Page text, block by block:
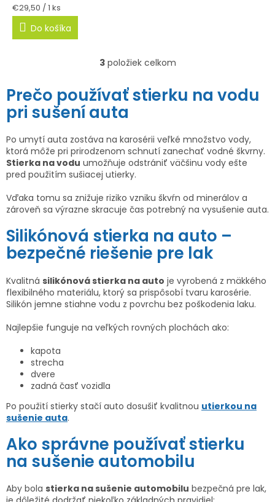
Jednotková
cena:
€29,50 / 1 ks
Do košíka
O
l
a
c
i
p
r
v
k
y
v
ý
p
s
3položiek celkom
Prečo používať stierku na vodu
pri sušení auta
Po umytí auta zostáva na karosérii veľké množstvo vody,
ktorá môže pri prirodzenom schnutí zanechať vodné škvrny.
Stierka na vodu umožňuje odstrániť väčšinu vody ešte
pred použitím sušiacej utierky.
Vďaka tomu sa znižuje riziko vzniku škvŕn od minerálov a
zároveň sa výrazne skracuje čas potrebný na vysušenie auta.
Silikónová stierka na auto –
bezpečné riešenie pre lak
Kvalitná silikónová stierka na auto je vyrobená z mäkkého
flexibilného materiálu, ktorý sa prispôsobí tvaru karosérie.
Silikón jemne stiahne vodu z povrchu bez poškodenia laku.
Najlepšie funguje na veľkých rovných plochách ako:
kapota
strecha
dvere
zadná časť vozidla
Po použití stierky stačí auto dosušiť kvalitnou utierkou na
sušenie auta.
Ako správne používať stierku
na sušenie automobilu
Aby bola stierka na sušenie automobilu bezpečná pre lak,